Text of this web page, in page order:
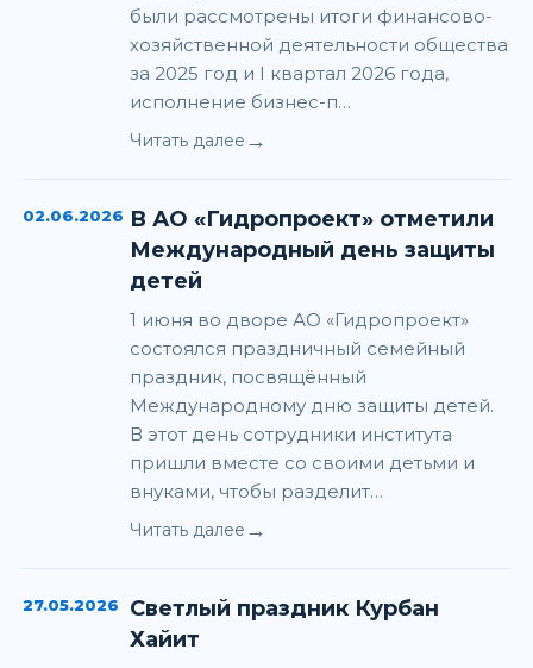
были рассмотрены итоги финансово-
хозяйственной деятельности общества
за 2025 год и I квартал 2026 года,
исполнение бизнес-п…
Читать далее →
02.06.2026 В АО «Гидропроект» отметили
Международный день защиты
детей
1 июня во дворе АО «Гидропроект»
состоялся праздничный семейный
праздник, посвящённый
Международному дню защиты детей.
В этот день сотрудники института
пришли вместе со своими детьми и
внуками, чтобы разделит…
Читать далее →
27.05.2026
Светлый праздник Курбан
Хайит